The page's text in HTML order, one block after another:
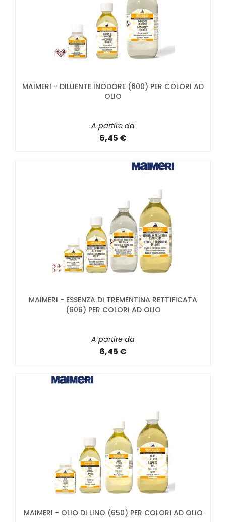
MAIMERI - DILUENTE INODORE (600) PER COLORI AD
OLIO
A partire da
6,45 €
MAIMERI - ESSENZA DI TREMENTINA RETTIFICATA
(606) PER COLORI AD OLIO
A partire da
6,45 €
MAIMERI - OLIO DI LINO (650) PER COLORI AD OLIO